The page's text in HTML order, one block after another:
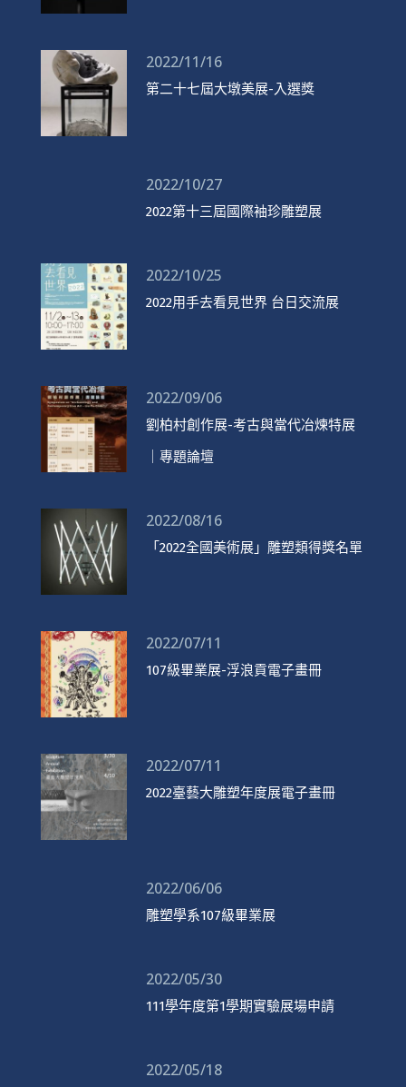
2022/11/16
第二十七屆大墩美展-入選獎
2022/10/27
2022第十三屆國際袖珍雕塑展
2022/10/25
2022用手去看見世界 台日交流展
2022/09/06
劉柏村創作展-考古與當代冶煉特展
｜專題論壇
2022/08/16
「2022全國美術展」雕塑類得獎名單
2022/07/11
107級畢業展-浮浪貢電子畫冊
2022/07/11
2022臺藝大雕塑年度展電子畫冊
2022/06/06
雕塑學系107級畢業展
2022/05/30
111學年度第1學期實驗展場申請
2022/05/18